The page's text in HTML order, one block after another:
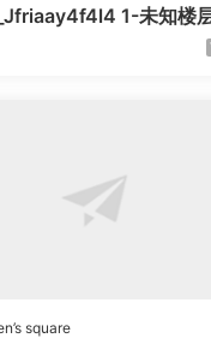
1-未知楼
square